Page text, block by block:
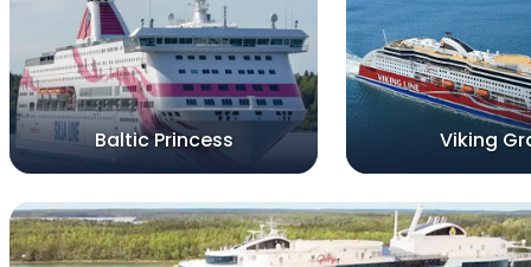
Baltic Princess Viking